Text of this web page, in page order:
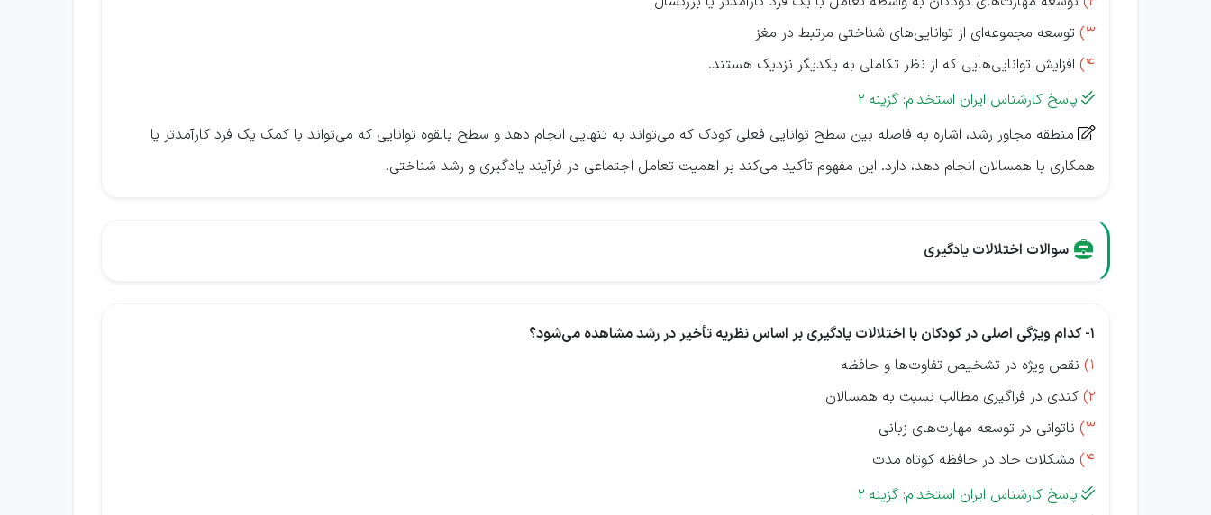
3) توسعه مجموعه‌ای از توانایی‌های شناختی مرتبط در مغز
4) افزایش توانایی‌هایی که از نظر تکاملی به یکدیگر نزدیک هستند.
 پاسخ کارشناس ایران استخدام: گزینه 2
 منطقه مجاور رشد، اشاره به فاصله بین سطح توانایی فعلی کودک که می‌تواند به تنهایی انجام دهد و سطح بالقوه توانایی که می‌تواند با کمک یک فرد کارآمدتر یا
همکاری با همسالان انجام دهد، دارد. این مفهوم تأکید می‌کند بر اهمیت تعامل اجتماعی در فرآیند یادگیری و رشد شناختی.
سوالات اختلالات یادگیری
1- کدام ویژگی اصلی در کودکان با اختلالات یادگیری بر اساس نظریه تأخیر در رشد مشاهده می‌شود؟
1) نقص ویژه در تشخیص تفاوت‌ها و حافظه
2) کندی در فراگیری مطالب نسبت به همسالان
3) ناتوانی در توسعه مهارت‌های زبانی
4) مشکلات حاد در حافظه کوتاه مدت
 پاسخ کارشناس ایران استخدام: گزینه 2